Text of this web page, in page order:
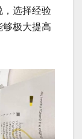
，选择经验
极大提高